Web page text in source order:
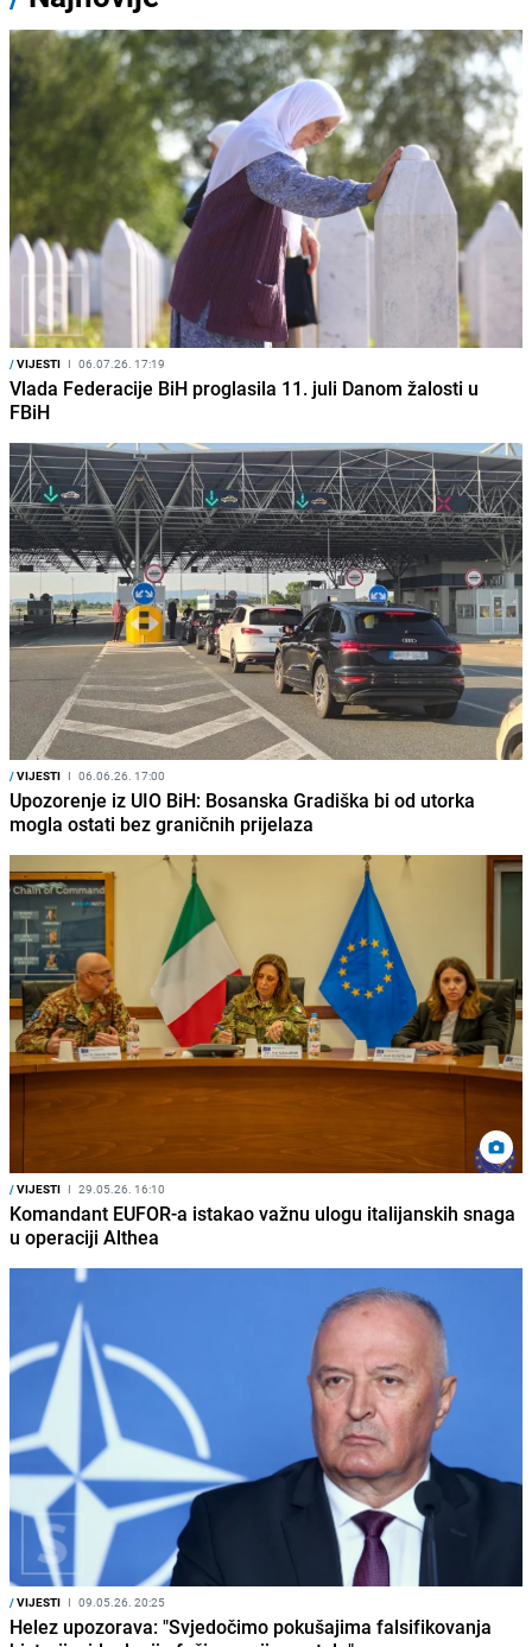
/VIJESTI I 06.07.26. 17:19
Vlada Federacije BiH proglasila 11. juli Danom žalosti u
FBiH
/VIJESTI I 06.06.26. 17:00
Upozorenje iz UIO BiH: Bosanska Gradiška bi od utorka
mogla ostati bez graničnih prijelaza
/VIJESTI I 29.05.26. 16:10
Komandant EUFOR-a istakao važnu ulogu italijanskih snaga
u operaciji Althea
/VIJESTI I 09.05.26. 20:25
Helez upozorava: "Svjedočimo pokušajima falsifikovanja